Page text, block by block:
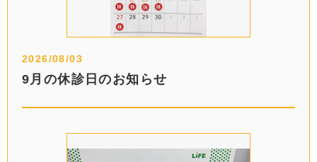
2026/08/03
9月の休診日のお知らせ